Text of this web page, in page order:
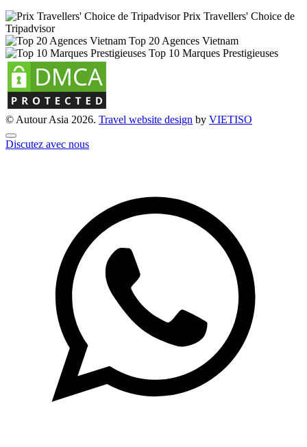
Prix Travellers' Choice de
Tripadvisor
Top 20 Agences Vietnam
Top 10 Marques Prestigieuses
© Autour Asia 2026. Travel website design by VIETISO
Discutez avec nous